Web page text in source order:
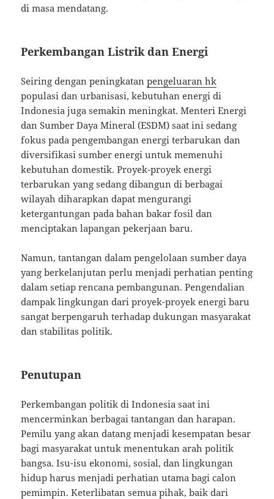
di masa mendatang.
Perkembangan Listrik dan Energi
Seiring dengan peningkatanpengeluaran hk
populasi dan urbanisasi, kebutuhan energi di
Indonesia juga semakin meningkat. Menteri Energi
dan Sumber Daya Mineral (ESDM) saat ini sedang
fokus pada pengembangan energi terbarukan dan
diversifikasi sumber energi untuk memenuhi
kebutuhan domestik. Proyek-proyek energi
terbarukan yang sedang dibangun di berbagai
wilayah diharapkan dapat mengurangi
ketergantungan pada bahan bakar fosil dan
menciptakan lapangan pekerjaan baru.
Namun, tantangan dalam pengelolaan sumber daya
yang berkelanjutan perlu menjadi perhatian penting
dalam setiap rencana pembangunan. Pengendalian
dampak lingkungan dari proyek-proyek energi baru
sangat berpengaruh terhadap dukungan masyarakat
dan stabilitas politik.
Penutupan
Perkembangan politik di Indonesia saat ini
mencerminkan berbagai tantangan dan harapan.
Pemilu yang akan datang menjadi kesempatan besar
bagi masyarakat untuk menentukan arah politik
bangsa. Isu-isu ekonomi, sosial, dan lingkungan
hidup harus menjadi perhatian utama bagi calon
pemimpin. Keterlibatan semua pihak, baik dari